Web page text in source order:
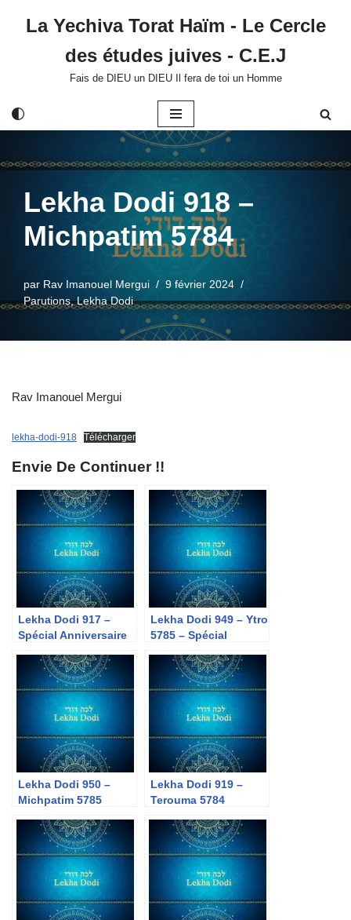
La Yechiva Torat Haïm - Le Cercle
des études juives - C.E.J
Fais de DIEU un DIEU Il fera de toi un Homme
Lekha Dodi 918 –
Michpatim 5784
par Rav Imanouel Mergui
9 février 2024
Parutions,Lekha Dodi
Rav Imanouel Mergui
lekha-dodi-918 Télécharger
Envie De Continuer !!
Lekha Dodi 917 –
Spécial Anniversaire
Lekha Dodi 949 – Ytro
5785 – Spécial
Lekha Dodi 950 –
Michpatim 5785
Lekha Dodi 919 –
Terouma 5784